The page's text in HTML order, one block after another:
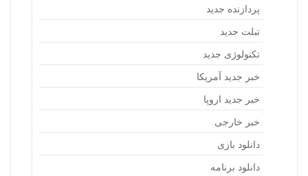
پردازنده جدید
تبلت جدید
تکنولوژی جدید
خبر جدید آمریکا
خبر جدید اروپا
خبر خارجی
دانلود بازی
دانلود برنامه